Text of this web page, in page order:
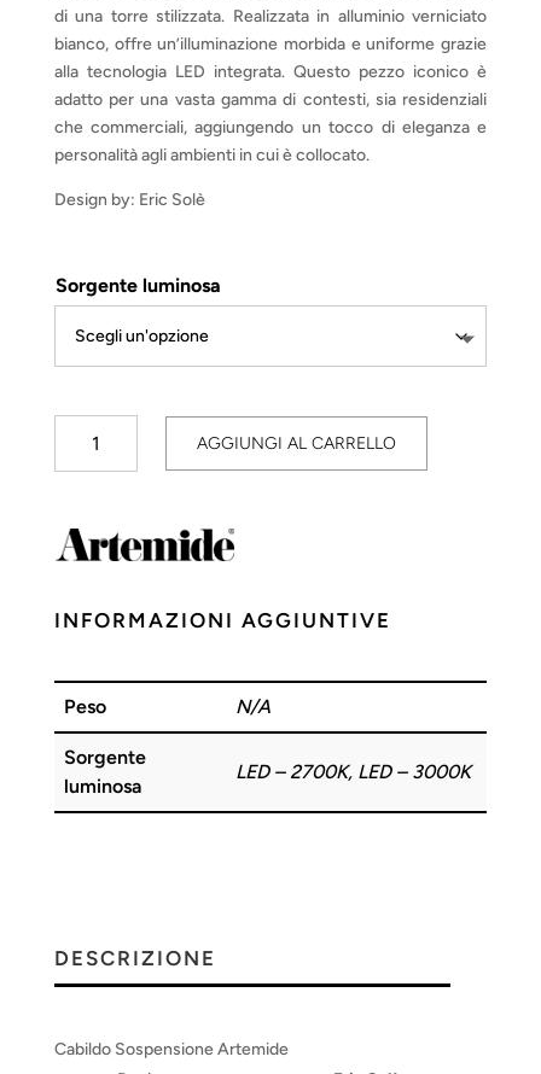
di una torre stilizzata. Realizzata in alluminio verniciato
bianco, offre un’illuminazione morbida e uniforme grazie
alla tecnologia LED integrata. Questo pezzo iconico è
adatto per una vasta gamma di contesti, sia residenziali
che commerciali, aggiungendo un tocco di eleganza e
personalità agli ambienti in cui è collocato.
Design by: Eric Solè
Sorgente luminosa
Sospensione
AGGIUNGI AL CARRELLO
INFORMAZIONI AGGIUNTIVE
Peso N/A
Sorgente
luminosa
LED – 2700K, LED – 3000K
DESCRIZIONE
Cabildo Sospensione Artemide